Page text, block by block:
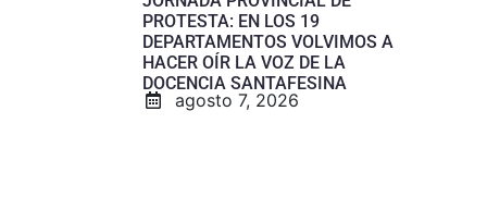
PROTESTA: EN LOS 19
DEPARTAMENTOS VOLVIMOS A
HACER OÍR LA VOZ DE LA
DOCENCIA SANTAFESINA
agosto 7, 2026